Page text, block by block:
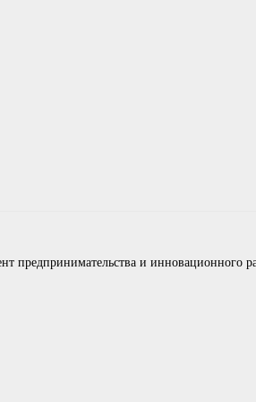
предпринимательства и инновационного